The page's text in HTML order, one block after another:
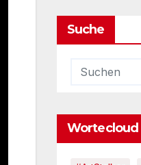
Suche
Wortecloud